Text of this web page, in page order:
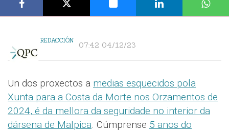
REDACCIÓN 07:42 04/12/23
Un dos proxectos a medias esquecidos pola
Xunta para a Costa da Morte nos Orzamentos de
2024, é da mellora da seguridade no interior da
dársena de Malpica. Cúmprense 5 anos do